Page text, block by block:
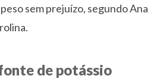
sem prejuízo, segundo Ana
de potássio